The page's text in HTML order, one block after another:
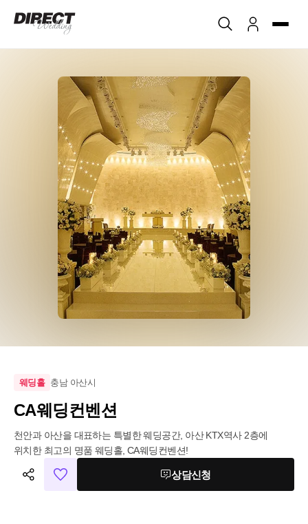
웨딩홀 충남 아산시
CA웨딩컨벤션
천안과 아산을 대표하는 특별한 웨딩공간, 아산 KTX역사 2층에
위치한 최고의 명품 웨딩홀, CA웨딩컨벤션!
상담신청